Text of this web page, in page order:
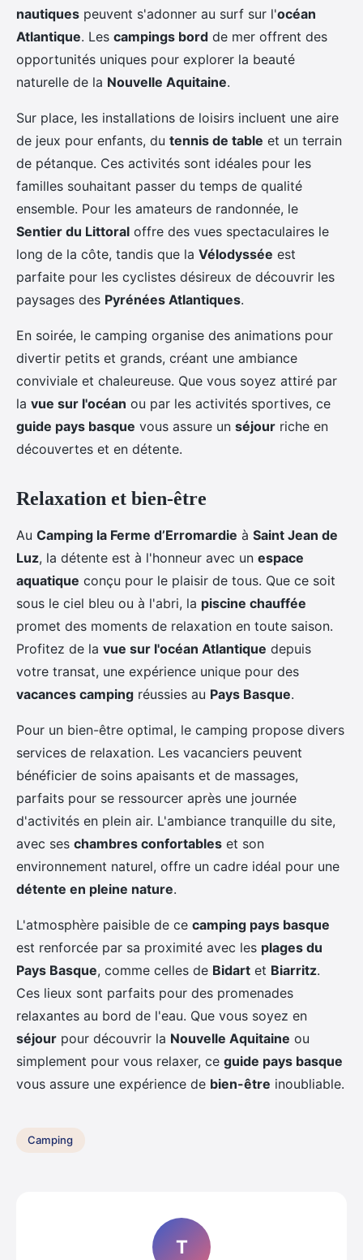
nautiques peuvent s'adonner au surf sur l'océan
Atlantique. Les campings bord de mer offrent des
opportunités uniques pour explorer la beauté
naturelle de la Nouvelle Aquitaine.
Sur place, les installations de loisirs incluent une aire
de jeux pour enfants, du tennis de table et un terrain
de pétanque. Ces activités sont idéales pour les
familles souhaitant passer du temps de qualité
ensemble. Pour les amateurs de randonnée, le
Sentier du Littoral offre des vues spectaculaires le
long de la côte, tandis que la Vélodyssée est
parfaite pour les cyclistes désireux de découvrir les
paysages des Pyrénées Atlantiques.
En soirée, le camping organise des animations pour
divertir petits et grands, créant une ambiance
conviviale et chaleureuse. Que vous soyez attiré par
la vue sur l'océan ou par les activités sportives, ce
guide pays basque vous assure un séjour riche en
découvertes et en détente.
Relaxation et bien-être
Au Camping la Ferme d’Erromardie à Saint Jean de
Luz, la détente est à l'honneur avec un espace
aquatique conçu pour le plaisir de tous. Que ce soit
sous le ciel bleu ou à l'abri, la piscine chauffée
promet des moments de relaxation en toute saison.
Profitez de la vue sur l'océan Atlantique depuis
votre transat, une expérience unique pour des
vacances camping réussies au Pays Basque.
Pour un bien-être optimal, le camping propose divers
services de relaxation. Les vacanciers peuvent
bénéficier de soins apaisants et de massages,
parfaits pour se ressourcer après une journée
d'activités en plein air. L'ambiance tranquille du site,
avec ses chambres confortables et son
environnement naturel, offre un cadre idéal pour une
détente en pleine nature.
L'atmosphère paisible de ce camping pays basque
est renforcée par sa proximité avec les plages du
Pays Basque, comme celles de Bidart et Biarritz.
Ces lieux sont parfaits pour des promenades
relaxantes au bord de l'eau. Que vous soyez en
séjour pour découvrir la Nouvelle Aquitaine ou
simplement pour vous relaxer, ce guide pays basque
vous assure une expérience de bien-être inoubliable.
Camping
T